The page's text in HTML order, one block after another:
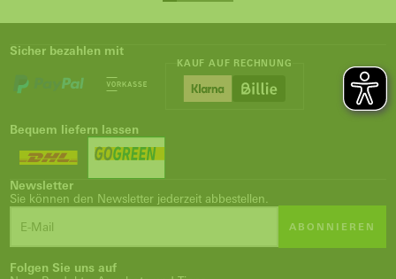
Sicher bezahlen mit
KAUF AUF RECHNUNG
Bequem liefern lassen
Newsletter
Sie können den Newsletter jederzeit abbestellen.
ABONNIEREN
Folgen Sie uns auf